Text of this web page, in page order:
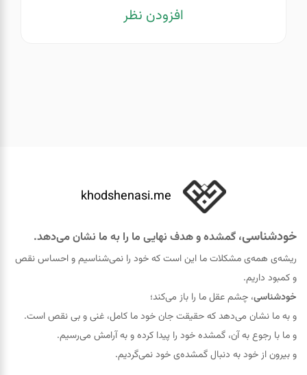
افزودن نظر
khodshenasi.me
خودشناسی، گمشده و هدف نهایی ما را به ما نشان می‌دهد.
ریشه‌ی همه‌ی مشکلات ما این است که خود را نمی‌شناسیم و احساس نقص
و کمبود داریم.
خودشناسی، چشم عقل ما را باز می‌کند؛
و به ما نشان می‌دهد که حقيقت جان خود ما کامل، غنی و بی نقص است.
و ما با رجوع به آن، گمشده خود را پيدا کرده و به آرامش می‌رسیم.
و بیرون از خود به دنبال گمشده‌ی خود نمی‌گردیم.